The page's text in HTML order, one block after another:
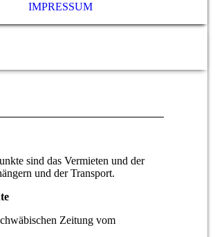
IMPRESSUM
sind das Vermieten und der
und der Transport.
Zeitung vom